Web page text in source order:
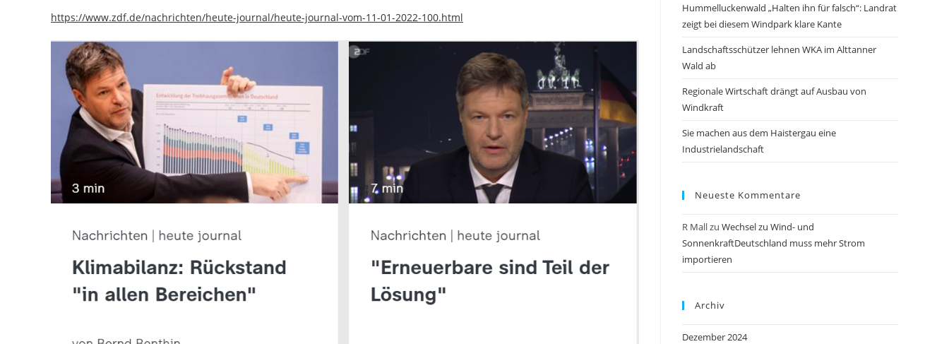
https://www.zdf.de/nachrichten/heute-journal/heute-journal-vom-11-01-2022-100.html
Hummelluckenwald „Halten ihn für falsch“: Landrat
zeigt bei diesem Windpark klare Kante
Landschaftsschützer lehnen WKA im Alttanner
Wald ab
Regionale Wirtschaft drängt auf Ausbau von
Windkraft
Sie machen aus dem Haistergau eine
Industrielandschaft
Neueste Kommentare
R Mallzu Wechsel zu Wind- und
SonnenkraftDeutschland muss mehr Strom
importieren
Archiv
Dezember 2024